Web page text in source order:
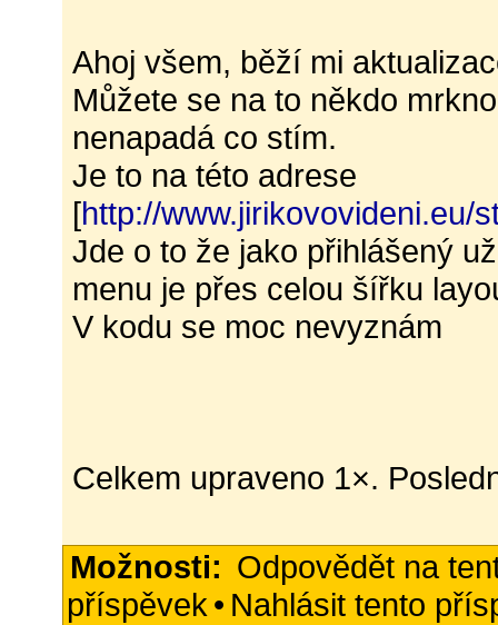
Ahoj všem, běží mi
Můžete se na to někdo
nenapadá co stím.
Je to na této adrese
[http://www.jirikovovideni.eu/
Jde o to že jako přihlášený
menu je přes celou šířku
V kodu se moc nevyznám
Celkem upraveno 1×.
Možnosti: Odpovědět na
příspěvek • Nahlásit tento